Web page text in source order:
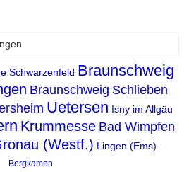
Schwarzenfeld Braunschweig
Braunschweig Schlieben
Uetersen Isny im Allgäu
Krummesse Bad Wimpfen
(Westf.) Lingen (Ems)
Bergkamen